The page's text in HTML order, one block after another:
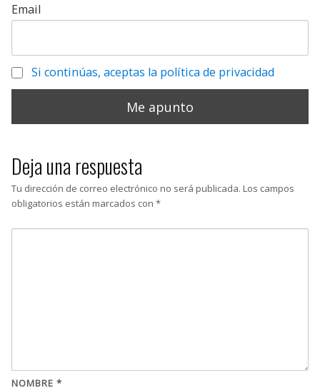
Email
Si continúas, aceptas la política de privacidad
Deja una respuesta
Tu dirección de correo electrónico no será publicada. Los campos
obligatorios están marcados con *
NOMBRE *